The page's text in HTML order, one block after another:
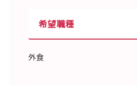
希望職種
外食